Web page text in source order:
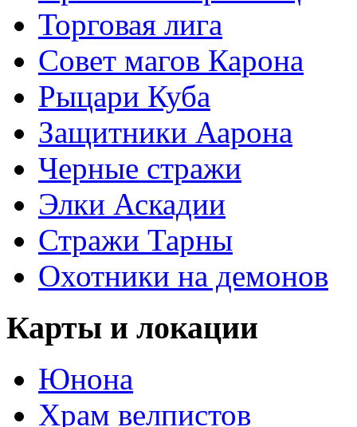
Торговая лига
Совет магов Карона
Рыцари Куба
Защитники Аарона
Черные стражи
Элки Аскадии
Стражи Тарны
Охотники на демонов
Карты и локации
Юнона
Храм велпистов